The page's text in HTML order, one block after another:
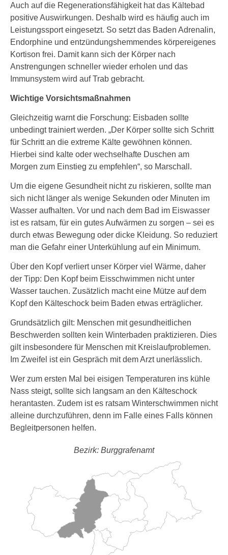
Auch auf die Regenerationsfähigkeit hat das Kältebad
positive Auswirkungen. Deshalb wird es häufig auch im
Leistungssport eingesetzt. So setzt das Baden Adrenalin,
Endorphine und entzündungshemmendes körpereigenes
Kortison frei. Damit kann sich der Körper nach
Anstrengungen schneller wieder erholen und das
Immunsystem wird auf Trab gebracht.
Wichtige Vorsichtsmaßnahmen
Gleichzeitig warnt die Forschung: Eisbaden sollte
unbedingt trainiert werden. „Der Körper sollte sich Schritt
für Schritt an die extreme Kälte gewöhnen können.
Hierbei sind kalte oder wechselhafte Duschen am
Morgen zum Einstieg zu empfehlen“, so Marschall.
Um die eigene Gesundheit nicht zu riskieren, sollte man
sich nicht länger als wenige Sekunden oder Minuten im
Wasser aufhalten. Vor und nach dem Bad im Eiswasser
ist es ratsam, für ein gutes Aufwärmen zu sorgen – sei es
durch etwas Bewegung oder dicke Kleidung. So reduziert
man die Gefahr einer Unterkühlung auf ein Minimum.
Über den Kopf verliert unser Körper viel Wärme, daher
der Tipp: Den Kopf beim Eisschwimmen nicht unter
Wasser tauchen. Zusätzlich macht eine Mütze auf dem
Kopf den Kälteschock beim Baden etwas erträglicher.
Grundsätzlich gilt: Menschen mit gesundheitlichen
Beschwerden sollten kein Winterbaden praktizieren. Dies
gilt insbesondere für Menschen mit Kreislaufproblemen.
Im Zweifel ist ein Gespräch mit dem Arzt unerlässlich.
Wer zum ersten Mal bei eisigen Temperaturen ins kühle
Nass steigt, sollte sich langsam an den Kälteschock
herantasten. Zudem ist es ratsam Winterschwimmen nicht
alleine durchzuführen, denn im Falle eines Falls können
Begleitpersonen helfen.
Bezirk: Burggrafenamt